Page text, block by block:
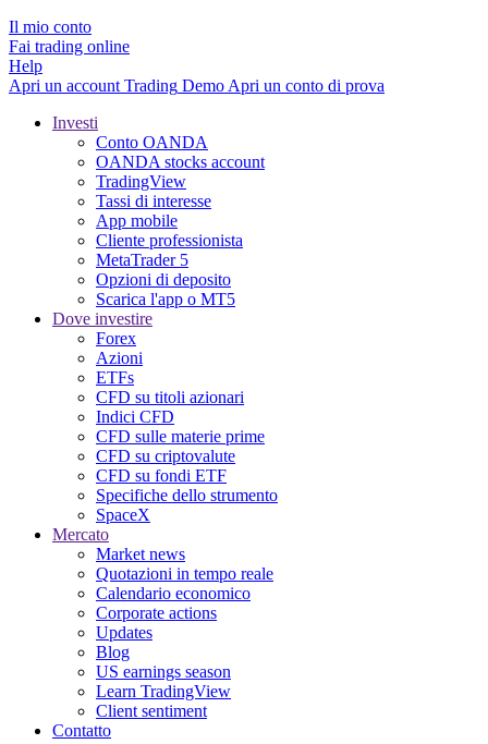
Il mio conto
Fai trading online
Help
Apri un account Trading Demo Apri un conto di prova
Investi
Conto OANDA
OANDA stocks account
TradingView
Tassi di interesse
App mobile
Cliente professionista
MetaTrader 5
Opzioni di deposito
Scarica l'app o MT5
Dove investire
Forex
Azioni
ETFs
CFD su titoli azionari
Indici CFD
CFD sulle materie prime
CFD su criptovalute
CFD su fondi ETF
Specifiche dello strumento
SpaceX
Mercato
Market news
Quotazioni in tempo reale
Calendario economico
Corporate actions
Updates
Blog
US earnings season
Learn TradingView
Client sentiment
Contatto